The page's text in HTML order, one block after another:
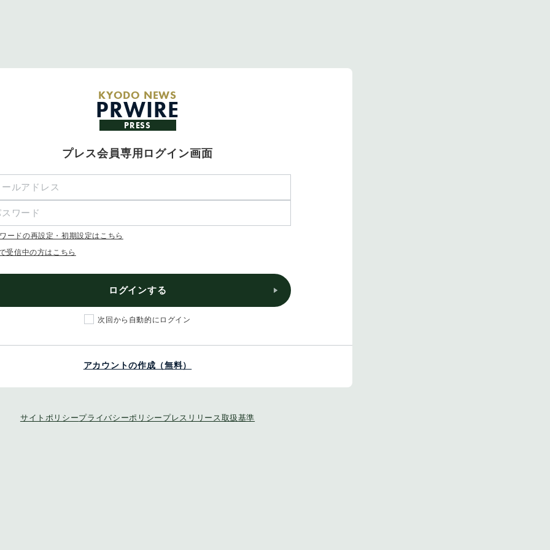
KYODO NEWS
PRWIRE
PRESS
プレス会員専用ログイン画面
ードの再設定・初期設定はこちら
受信中の方はこちら
ログインする
次回から自動的にログイン
アカウントの作成（無料）
サイトポリシープライバシーポリシー プレスリリース取扱基準